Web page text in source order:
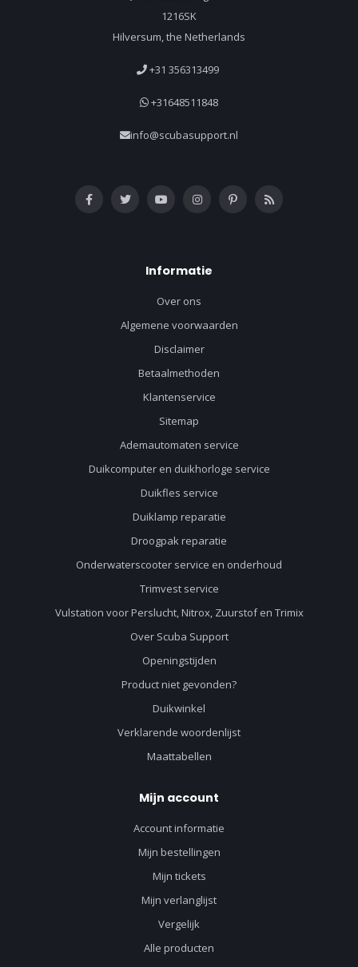
1216SK
Hilversum, the Netherlands
+31 356313499
+31648511848
info@scubasupport.nl
Informatie
Over ons
Algemene voorwaarden
Disclaimer
Betaalmethoden
Klantenservice
Sitemap
Ademautomaten service
Duikcomputer en duikhorloge service
Duikfles service
Duiklamp reparatie
Droogpak reparatie
Onderwaterscooter service en onderhoud
Trimvest service
Vulstation voor Perslucht, Nitrox, Zuurstof en Trimix
Over Scuba Support
Openingstijden
Product niet gevonden?
Duikwinkel
Verklarende woordenlijst
Maattabellen
Mijn account
Account informatie
Mijn bestellingen
Mijn tickets
Mijn verlanglijst
Vergelijk
Alle producten